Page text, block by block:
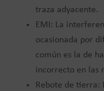
traza adyacente.
EMI: La
ocasionada por
común es la de
incorrecto en las
Rebote de tierra: